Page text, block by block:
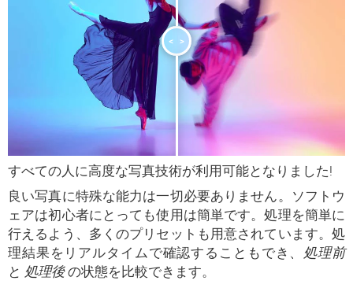
< >
すべての人に高度な写真技術が利用可能となりました!
良い写真に特殊な能力は一切必要ありません。ソフトウ
ェアは初心者にとっても使用は簡単です。処理を簡単に
行えるよう、多くのプリセットも用意されています。処
理結果をリアルタイムで確認することもでき、処理前
と 処理後の状態を比較できます。